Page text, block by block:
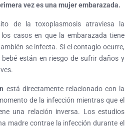
vez es una mujer embarazada.
de la toxoplasmosis atraviesa la
casos en que la embarazada tiene
se infecta. Si el contagio ocurre,
están en riesgo de sufrir daños y
está directamente relacionado con la
de la infección mientras que el
una relación inversa. Los estudios
madre contrae la infección durante el